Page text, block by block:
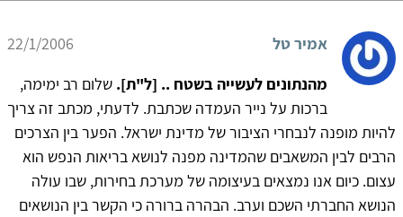
אמיר טל
22/1/2006
מהנתונים לעשייה בשטח .. [ל"ת]. שלום רב ימימה,
ברכות על נייר העמדה שכתבת. לדעתי, מכתב זה צריך
להיות מופנה לנבחרי הציבור של מדינת ישראל. הפער בין הצרכים
הרבים לבין המשאבים שהמדינה מפנה לנושא בריאות הנפש הוא
עצום. כיום אנו נמצאים בעיצומה של מערכת בחירות, שבו עולה
הנושא החברתי השכם וערב. הבהרה ברורה כי הקשר בין הנושאים